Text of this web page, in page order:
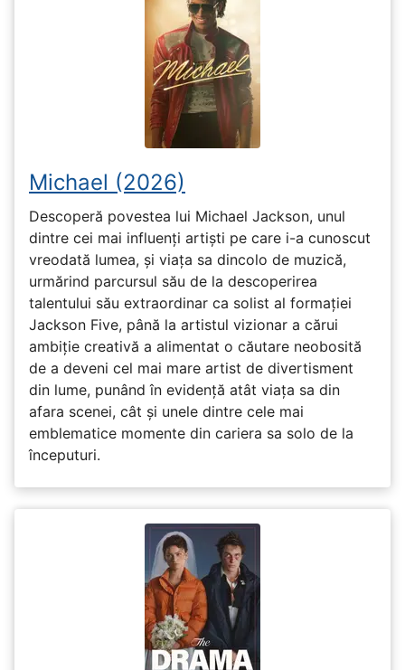
Michael (2026)
Descoperă povestea lui Michael Jackson, unul
dintre cei mai influenți artiști pe care i-a cunoscut
vreodată lumea, și viața sa dincolo de muzică,
urmărind parcursul său de la descoperirea
talentului său extraordinar ca solist al formației
Jackson Five, până la artistul vizionar a cărui
ambiție creativă a alimentat o căutare neobosită
de a deveni cel mai mare artist de divertisment
din lume, punând în evidență atât viața sa din
afara scenei, cât și unele dintre cele mai
emblematice momente din cariera sa solo de la
începuturi.